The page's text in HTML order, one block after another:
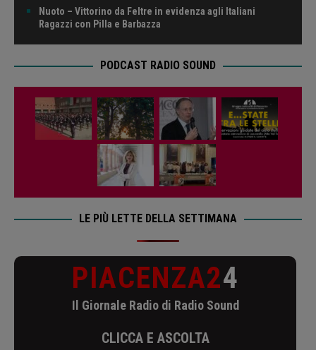
Nuoto – Vittorino da Feltre in evidenza agli Italiani
Ragazzi con Pilla e Barbazza
PODCAST RADIO SOUND
LE PIÙ LETTE DELLA SETTIMANA
PIACENZA24
Il Giornale Radio di Radio Sound
CLICCA E ASCOLTA